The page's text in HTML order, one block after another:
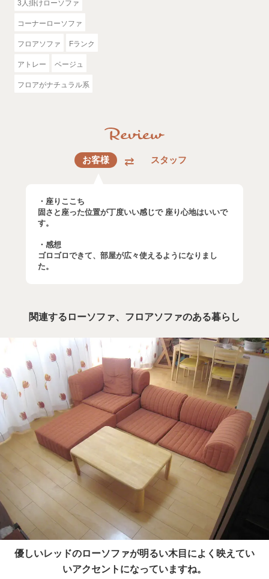
3人掛けローソファ
コーナーローソファ
フロアソファ Fランク
アトレー ベージュ
フロアがナチュラル系
お客様 スタッフ
・座りここち
固さと座った位置が丁度いい感じで 座り心地はいいで
す。
・感想
ゴロゴロできて、部屋が広々使えるようになりまし
た。
関連するローソファ、フロアソファのある暮らし
優しいレッドのローソファが明るい木目によく映えてい
いアクセントになっていますね。